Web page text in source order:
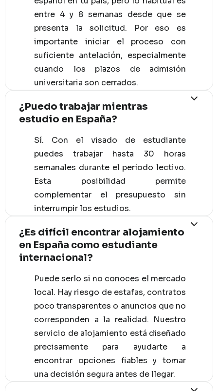
entre 4 y 8 semanas desde que se
presenta la solicitud. Por eso es
importante iniciar el proceso con
suficiente antelación, especialmente
cuando los plazos de admisión
universitaria son cerrados.
¿Puedo trabajar mientras
estudio en España?
Sí. Con el visado de estudiante
puedes trabajar hasta 30 horas
semanales durante el período lectivo.
Esta posibilidad permite
complementar el presupuesto sin
interrumpir los estudios.
¿Es difícil encontrar alojamiento
en España como estudiante
internacional?
Puede serlo si no conoces el mercado
local. Hay riesgo de estafas, contratos
poco transparentes o anuncios que no
corresponden a la realidad. Nuestro
servicio de alojamiento está diseñado
precisamente para ayudarte a
encontrar opciones fiables y tomar
una decisión segura antes de llegar.